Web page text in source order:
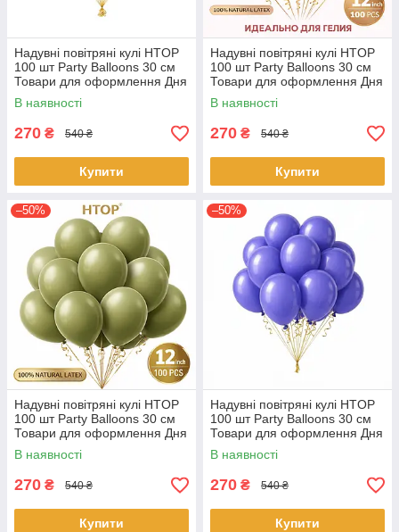
Надувні повітряні кулі HTOP
100 шт Party Balloons 30 см
Товари для оформлення Дня
народження Святкова
атрибутика Жовтий
В наявності
270 ₴ 540 ₴
Купити
Надувні повітряні кулі HTOP
100 шт Party Balloons 30 см
Товари для оформлення Дня
народження Святкова
атрибутика Рожевий
В наявності
270 ₴ 540 ₴
Купити
–50%
Надувні повітряні кулі HTOP
100 шт Party Balloons 30 см
Товари для оформлення Дня
народження Святкова
атрибутика Оливковий
В наявності
270 ₴ 540 ₴
Купити
–50%
Надувні повітряні кулі HTOP
100 шт Party Balloons 30 см
Товари для оформлення Дня
народження Святкова
атрибутика Синій
В наявності
270 ₴ 540 ₴
Купити